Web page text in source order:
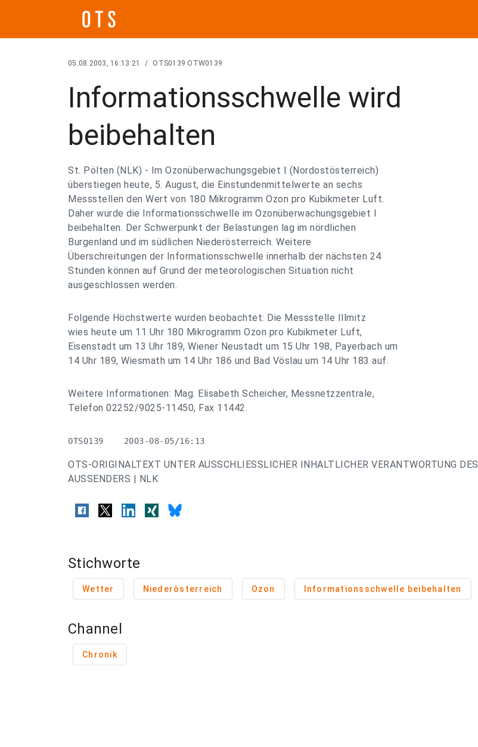
05.08.2003, 16:13:21 / OTS0139 OTW0139
Informationsschwelle wird
beibehalten
St. Pölten (NLK) - Im Ozonüberwachungsgebiet I (Nordostösterreich)
überstiegen heute, 5. August, die Einstundenmittelwerte an sechs
Messstellen den Wert von 180 Mikrogramm Ozon pro Kubikmeter Luft.
Daher wurde die Informationsschwelle im Ozonüberwachungsgebiet I
beibehalten. Der Schwerpunkt der Belastungen lag im nördlichen
Burgenland und im südlichen Niederösterreich. Weitere
Überschreitungen der Informationsschwelle innerhalb der nächsten 24
Stunden können auf Grund der meteorologischen Situation nicht
ausgeschlossen werden.
Folgende Höchstwerte wurden beobachtet: Die Messstelle Illmitz
wies heute um 11 Uhr 180 Mikrogramm Ozon pro Kubikmeter Luft,
Eisenstadt um 13 Uhr 189, Wiener Neustadt um 15 Uhr 198, Payerbach um
14 Uhr 189, Wiesmath um 14 Uhr 186 und Bad Vöslau um 14 Uhr 183 auf.
Weitere Informationen: Mag. Elisabeth Scheicher, Messnetzzentrale,
Telefon 02252/9025-11450, Fax 11442.
OTS0139    2003-08-05/16:13
OTS-ORIGINALTEXT UNTER AUSSCHLIESSLICHER INHALTLICHER VERANTWORTUNG DES
AUSSENDERS | NLK
Stichworte
Wetter Niederösterreich Ozon Informationsschwelle beibehalten
Channel
Chronik